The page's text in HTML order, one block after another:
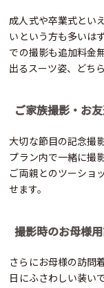
成人式や卒業式とい
いという方も多いは
での撮影も追加料金
出るスーツ姿、どち
ご家族撮影・お
大切な節目の記念撮
プラン内で一緒に撮
ご両親とのツーショ
せます。
撮影時のお母様
さらにお母様の訪問
日にふさわしい装い